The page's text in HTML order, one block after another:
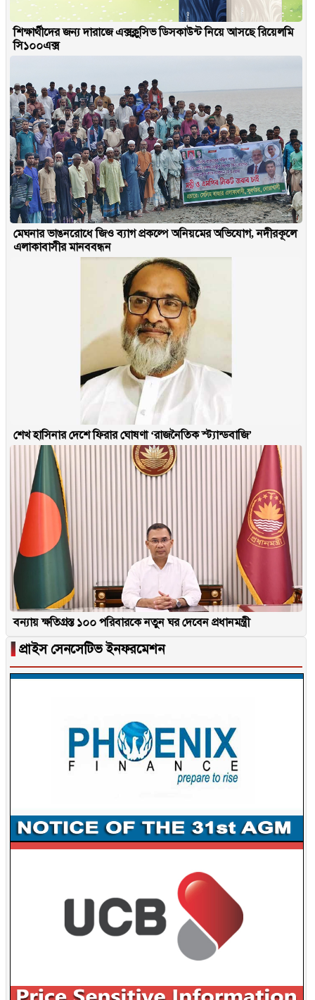
শিক্ষার্থীদের জন্য দারাজে এক্সক্লুসিভ ডিসকাউন্ট নিয়ে আসছে রিয়েলমি
সি১০০এক্স
মেঘনার ভাঙনরোধে জিও ব্যাগ প্রকল্পে অনিয়মের অভিযোগ, নদীরকূলে
এলাকাবাসীর মানববন্ধন
শেখ হাসিনার দেশে ফিরার ঘোষণা ‘রাজনৈতিক স্ট্যান্ডবাজি’
বন্যায় ক্ষতিগ্রস্ত ১০০ পরিবারকে নতুন ঘর দেবেন প্রধানমন্ত্রী
▐ প্রাইস সেনসেটিভ ইনফরমেশন